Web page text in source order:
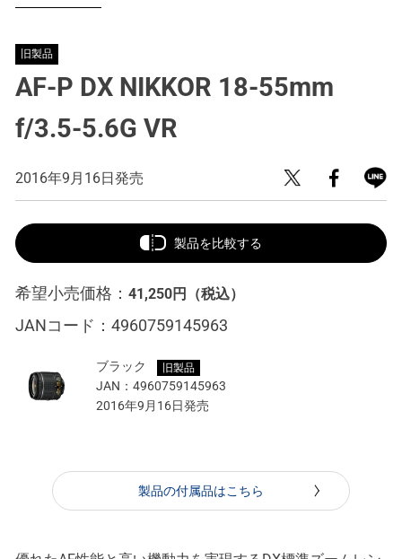
旧製品
AF-P DX NIKKOR 18-55mm
f/3.5-5.6G VR
2016年9月16日発売
製品を比較する
希望小売価格： 41,250円 （税込）
JANコード： 4960759145963
ブラック 旧製品
JAN： 4960759145963
2016年9月16日発売
製品の付属品はこちら